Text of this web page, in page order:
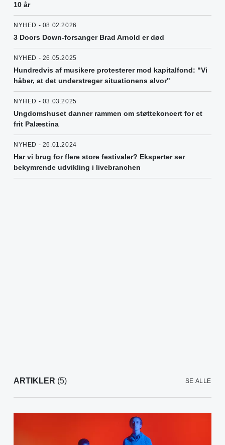
10 år
NYHED - 08.02.2026
3 Doors Down-forsanger Brad Arnold er død
NYHED - 26.05.2025
Hundredvis af musikere protesterer mod kapitalfond: "Vi
håber, at det understreger situationens alvor"
NYHED - 03.03.2025
Ungdomshuset danner rammen om støttekoncert for et
frit Palæstina
NYHED - 26.01.2024
Har vi brug for flere store festivaler? Eksperter ser
bekymrende udvikling i livebranchen
ARTIKLER (5) SE ALLE